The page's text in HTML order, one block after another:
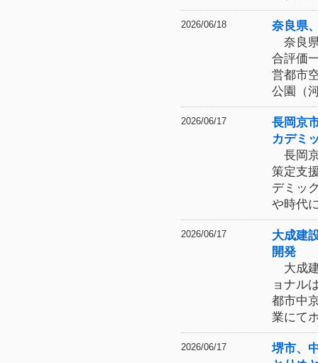
2026/06/18
奈良県
奈良
合評価
営都市
公園（
2026/06/17
長岡京
カデミ
長岡
策定支
デミッ
や時代
2026/06/17
大成建
開発
大成
ョナル
都市中
業にて
2026/06/17
堺市、